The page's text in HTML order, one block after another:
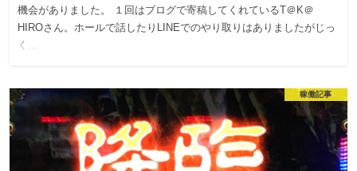
機会がありました。 １回はブログで寄稿してくれているT＠K＠
HIROさん。ホールで話したりLINEでのやり取りはありましたがじっ
く…
稼働記事